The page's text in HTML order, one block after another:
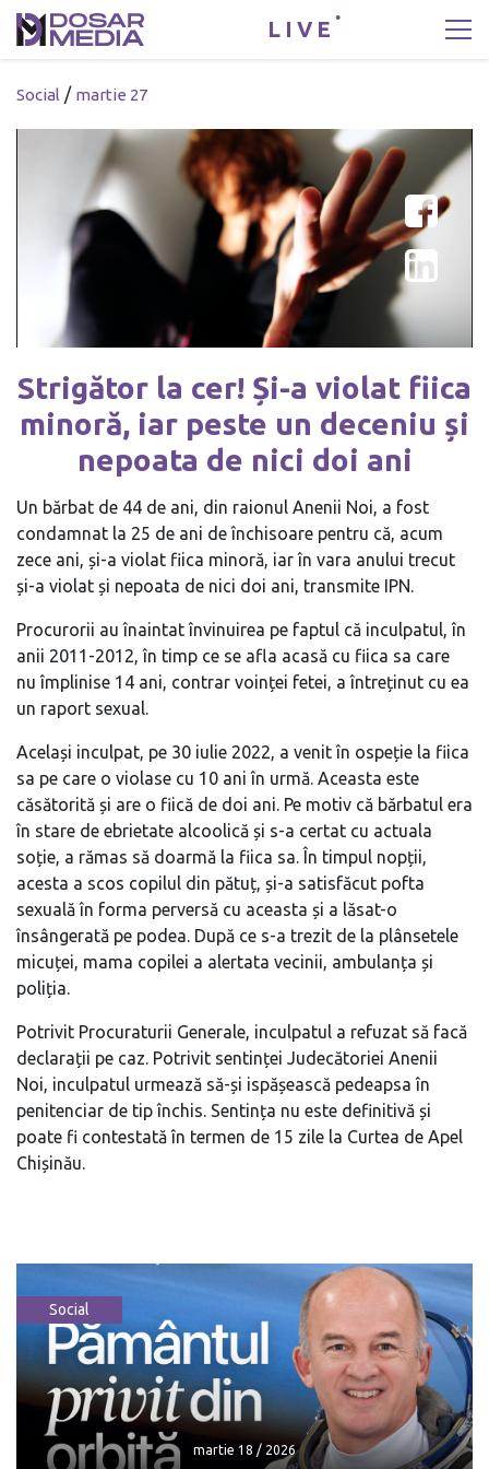
LIVE
Social / martie 27
Strigător la cer! Și-a violat fiica
minoră, iar peste un deceniu și
nepoata de nici doi ani
Un bărbat de 44 de ani, din raionul Anenii Noi, a fost
condamnat la 25 de ani de închisoare pentru că, acum
zece ani, și-a violat fiica minoră, iar în vara anului trecut
și-a violat și nepoata de nici doi ani, transmite IPN.
Procurorii au înaintat învinuirea pe faptul că inculpatul, în
anii 2011-2012, în timp ce se afla acasă cu fiica sa care
nu împlinise 14 ani, contrar voinței fetei, a întreținut cu ea
un raport sexual.
Același inculpat, pe 30 iulie 2022, a venit în ospeție la fiica
sa pe care o violase cu 10 ani în urmă. Aceasta este
căsătorită și are o fiică de doi ani. Pe motiv că bărbatul era
în stare de ebrietate alcoolică și s-a certat cu actuala
soție, a rămas să doarmă la fiica sa. În timpul nopții,
acesta a scos copilul din pătuț, și-a satisfăcut pofta
sexuală în forma perversă cu aceasta și a lăsat-o
însângerată pe podea. După ce s-a trezit de la plânsetele
micuței, mama copilei a alertata vecinii, ambulanța și
poliția.
Potrivit Procuraturii Generale, inculpatul a refuzat să facă
declarații pe caz. Potrivit sentinței Judecătoriei Anenii
Noi, inculpatul urmează să-și ispășească pedeapsa în
penitenciar de tip închis. Sentința nu este definitivă și
poate fi contestată în termen de 15 zile la Curtea de Apel
Chișinău.
Social
martie 18 / 2026